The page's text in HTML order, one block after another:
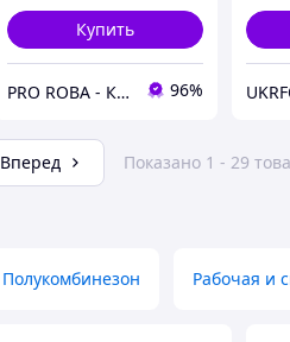
Купить
PRO ROBA - КАЧЕСТВЕННАЯ РАБОЧАЯ ОДЕЖДА И ОБУВЬ ЗАЛОГ ВАШЕГО КОМФОРТА И БЕЗОПАСНОСТИ НА РАБОЧЕМ МЕСТ 96%
Вперед Показано 1 - 29
Полукомбинезон Рабочая и